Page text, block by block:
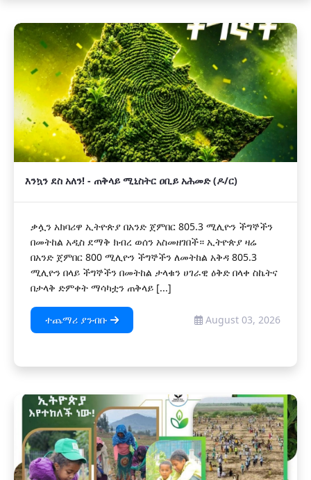
አዲስ
እንኳን ደስ አለን! - ጠቅላይ ሚኒስትር ዐቢይ አሕመድ (ዶ/ር)
ቃሏን አክባሪዋ ኢትዮጵያ በአንድ ጀምበር 805.3 ሚሊዮን ችግኞችን
በመትከል አዲስ ደማቅ ክብረ ወሰን አስመዘገበች። ኢትዮጵያ ዛሬ
በአንድ ጀምበር 800 ሚሊዮን ችግኞችን ለመትከል አቅዳ 805.3
ሚሊዮን በላይ ችግኞችን በመትከል ታላቁን ሀገራዊ ዕቅድ በላቀ ስኬትና
በታላቅ ድምቀት ማሳካቷን ጠቅላይ [...]
ተጨማሪ ያንብቡ August 03, 2026